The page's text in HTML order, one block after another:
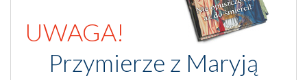
UWAGA!
Przymierze z Maryją